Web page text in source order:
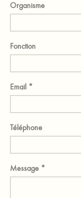
Organisme
Fonction
Email *
Téléphone
Message *